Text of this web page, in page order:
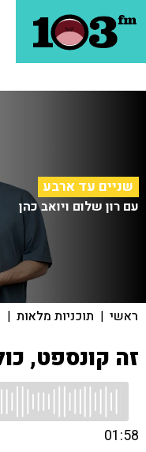
שניים עד ארבע
עם רון שלום ויואב כהן
ראשי | תוכניות מלאות |
זה קונספט,
01:58